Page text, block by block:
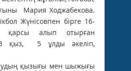
Мария Ходжабекова.
Жүнісовпен бірге 16-
қарсы алып отырған
қыз, 5 ұлды әкеліп,
қызығы мен шыжығы